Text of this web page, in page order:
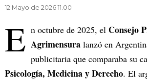
12 Mayo de 2026 11.00
E n octubre de 2025, el Consejo
Agrimensura lanzó en
publicitaria que comparaba su
Psicología, Medicina y Derecho. El